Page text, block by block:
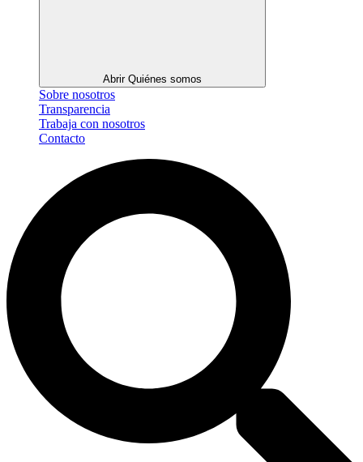
Abrir Quiénes somos
Sobre nosotros
Transparencia
Trabaja con nosotros
Contacto